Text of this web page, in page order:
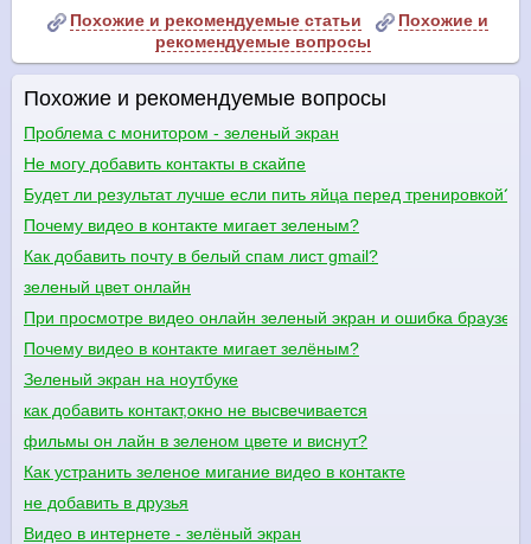
Похожие и рекомендуемые статьи
Похожие и
рекомендуемые вопросы
Похожие и рекомендуемые вопросы
Проблема с монитором - зеленый экран
Не могу добавить контакты в скайпе
Будет ли результат лучше если пить яйца перед тренировкой?
Почему видео в контакте мигает зеленым?
Как добавить почту в белый спам лист gmail?
зеленый цвет онлайн
При просмотре видео онлайн зеленый экран и ошибка браузера
Почему видео в контакте мигает зелёным?
Зеленый экран на ноутбуке
как добавить контакт,окно не высвечивается
фильмы он лайн в зеленом цвете и виснут?
Как устранить зеленое мигание видео в контакте
не добавить в друзья
Видео в интернете - зелёный экран